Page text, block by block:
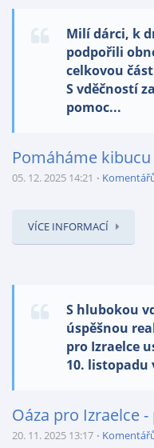
Milí dárci, k
podpořili
celkovou
S vděčností
pomoc...
Pomáháme kibucu
05. 12. 2025 14:21
VÍCE INFORMACÍ
S hlubokou
úspěšnou
pro Izraelce
10. listopadu
Oáza pro Izraelce
20. 11. 2025 13:17